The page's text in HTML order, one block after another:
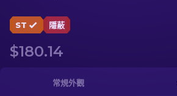
匕首
ST 隱蔽
$180.14
常規外觀